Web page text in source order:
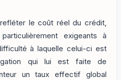
le coût réel du crédit,
exigeants à
à laquelle celui-ci est
qui lui est faite de
un taux effectif global